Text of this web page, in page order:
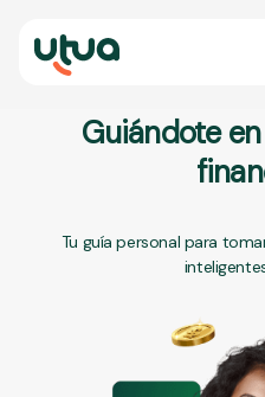
Guiándote
Tu guía personal para